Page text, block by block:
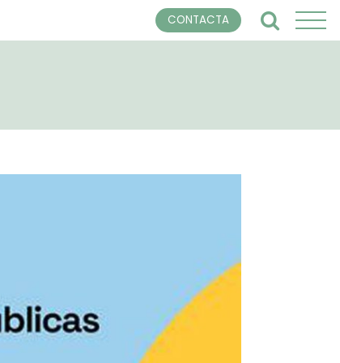
CONTACTA